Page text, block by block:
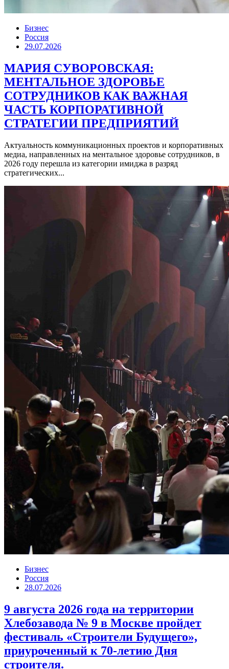
Бизнес
Россия
29.07.2026
МАРИЯ СУВОРОВСКАЯ:
МЕНТАЛЬНОЕ ЗДОРОВЬЕ
СОТРУДНИКОВ КАК ВАЖНАЯ
ЧАСТЬ КОРПОРАТИВНОЙ
СТРАТЕГИИ ПРЕДПРИЯТИЙ
Актуальность коммуникационных проектов и корпоративных
медиа, направленных на ментальное здоровье сотрудников, в
2026 году перешла из категории имиджа в разряд
стратегических...
Бизнес
Россия
28.07.2026
9 августа 2026 года на территории
Хлебозавода № 9 в Москве пройдет
фестиваль «Строители Будущего»,
приуроченный к 70-летию Дня
строителя.